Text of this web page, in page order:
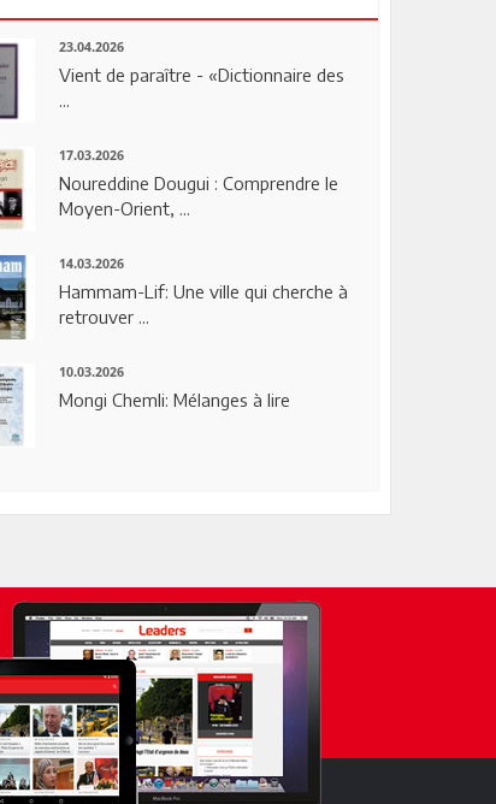
23.04.2026
Vient de paraître - «Dictionnaire des
...
17.03.2026
Noureddine Dougui : Comprendre le
Moyen-Orient, ...
14.03.2026
Hammam-Lif: Une ville qui cherche à
retrouver ...
10.03.2026
Mongi Chemli: Mélanges à lire